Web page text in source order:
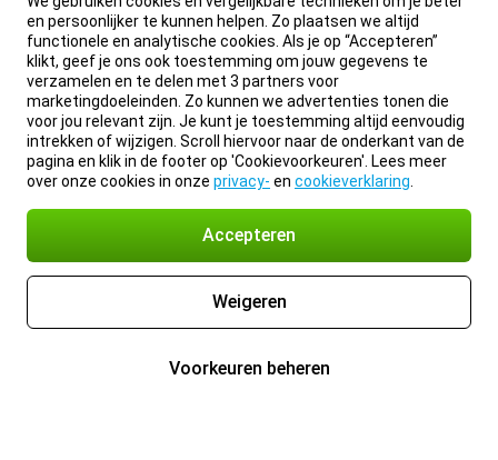
en persoonlijker te kunnen helpen. Zo plaatsen we altijd
functionele en analytische cookies. Als je op “Accepteren”
klikt, geef je ons ook toestemming om jouw gegevens te
verzamelen en te delen met 3 partners voor
marketingdoeleinden. Zo kunnen we advertenties tonen die
voor jou relevant zijn. Je kunt je toestemming altijd eenvoudig
intrekken of wijzigen. Scroll hiervoor naar de onderkant van de
pagina en klik in de footer op 'Cookievoorkeuren'. Lees meer
over onze cookies in onze privacy- en cookieverklaring
Accepteren
Weigeren
Voorkeuren beheren